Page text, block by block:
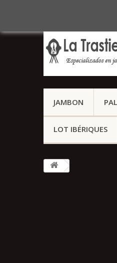
JAMBON
LOT IBÉRIQUES